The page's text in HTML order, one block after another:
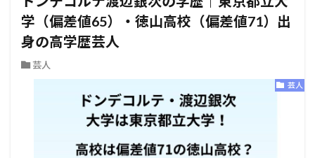
学（偏差値65）・徳山高校（偏差値71）出
身の高学歴芸人
芸人
芸人